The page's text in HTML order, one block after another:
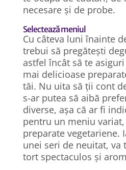
necesare și de probe.
Selectează meniul
Cu câteva luni înainte
trebui să pregătești
astfel încât să te
mai delicioase
tăi. Nu uita să ții cont
s-ar putea să aibă
diverse, așa că ar fi
pentru un meniu
preparate vegetariene.
unei seri de neuitat, va
tort spectaculos și